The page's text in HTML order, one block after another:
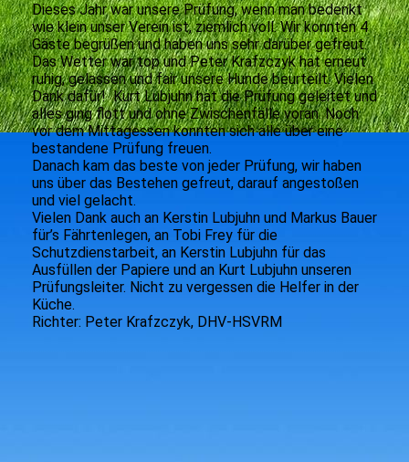
Dieses Jahr war unsere Prüfung, wenn man bedenkt
wie klein unser Verein ist, ziemlich voll. Wir konnten 4
Gäste begrüßen und haben uns sehr darüber gefreut.
Das Wetter war top und Peter Krafzczyk hat erneut
ruhig, gelassen und fair unsere Hunde beurteilt. Vielen
Dank dafür! Kurt Lubjuhn hat die Prüfung geleitet und
alles ging flott und ohne Zwischenfälle voran. Noch
vor dem Mittagessen konnten sich alle über eine
bestandene Prüfung freuen.
Danach kam das beste von jeder Prüfung, wir haben
uns über das Bestehen gefreut, darauf angestoßen
und viel gelacht.
Vielen Dank auch an Kerstin Lubjuhn und Markus Bauer
für’s Fährtenlegen, an Tobi Frey für die
Schutzdienstarbeit, an Kerstin Lubjuhn für das
Ausfüllen der Papiere und an Kurt Lubjuhn unseren
Prüfungsleiter. Nicht zu vergessen die Helfer in der
Küche.
Richter: Peter Krafzczyk, DHV-HSVRM